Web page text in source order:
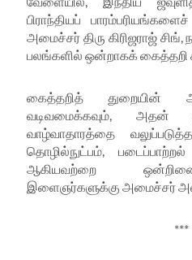
பிராந்தியப்
அமைச்சர் திரு கிரிஜராஜ் சிங்,
பலங்களில் ஒன்றாகக் கைத்தறி
கைத்தறித் துறையின்
வடிவமைக்கவும், அதன்
வாழ்வாதாரத்தை
தொழில்நுட்பம்,
ஆகியவற்றை
இளைஞர்களுக்கு அமைச்சர்
***